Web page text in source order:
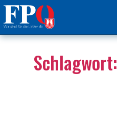
Schlagwort: